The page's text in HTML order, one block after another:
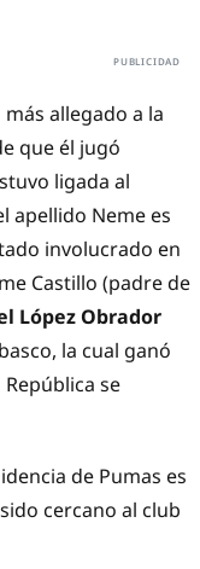
allegado a la
que él jugó
ligada al
apellido Neme es
involucrado en
Castillo (padre de
López Obrador
la cual ganó
se
de Pumas es
cercano al club